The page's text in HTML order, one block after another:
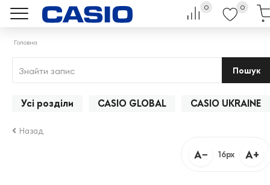
0 0
Головна
Пошук
Усі розділи CASIO GLOBAL CASIO UKRAINE
Назад
A− 16px A+